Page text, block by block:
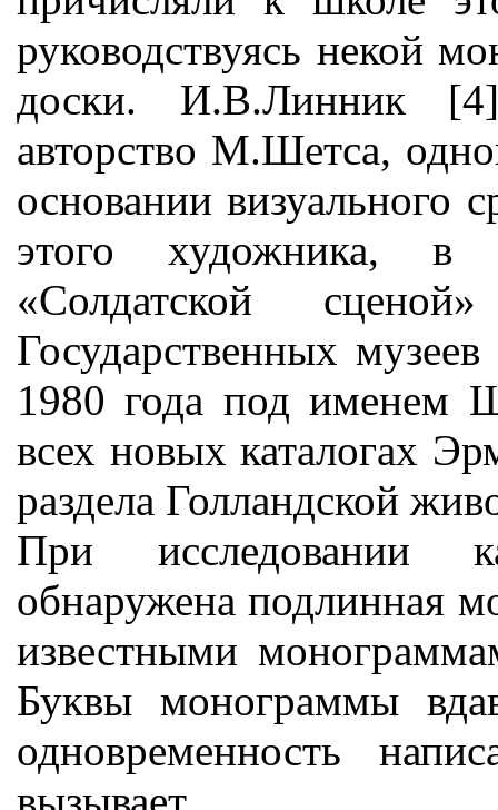
руководствуясь некой
доски. И.В.Линник
авторство М.Шетса,
основании визуального
этого художника, в
«Солдатской
Государственных
1980 года под именем
всех новых каталогах
раздела Голландской
При исследовании
обнаружена подлинная
известными
Буквы монограммы
одновременность
вызывает.